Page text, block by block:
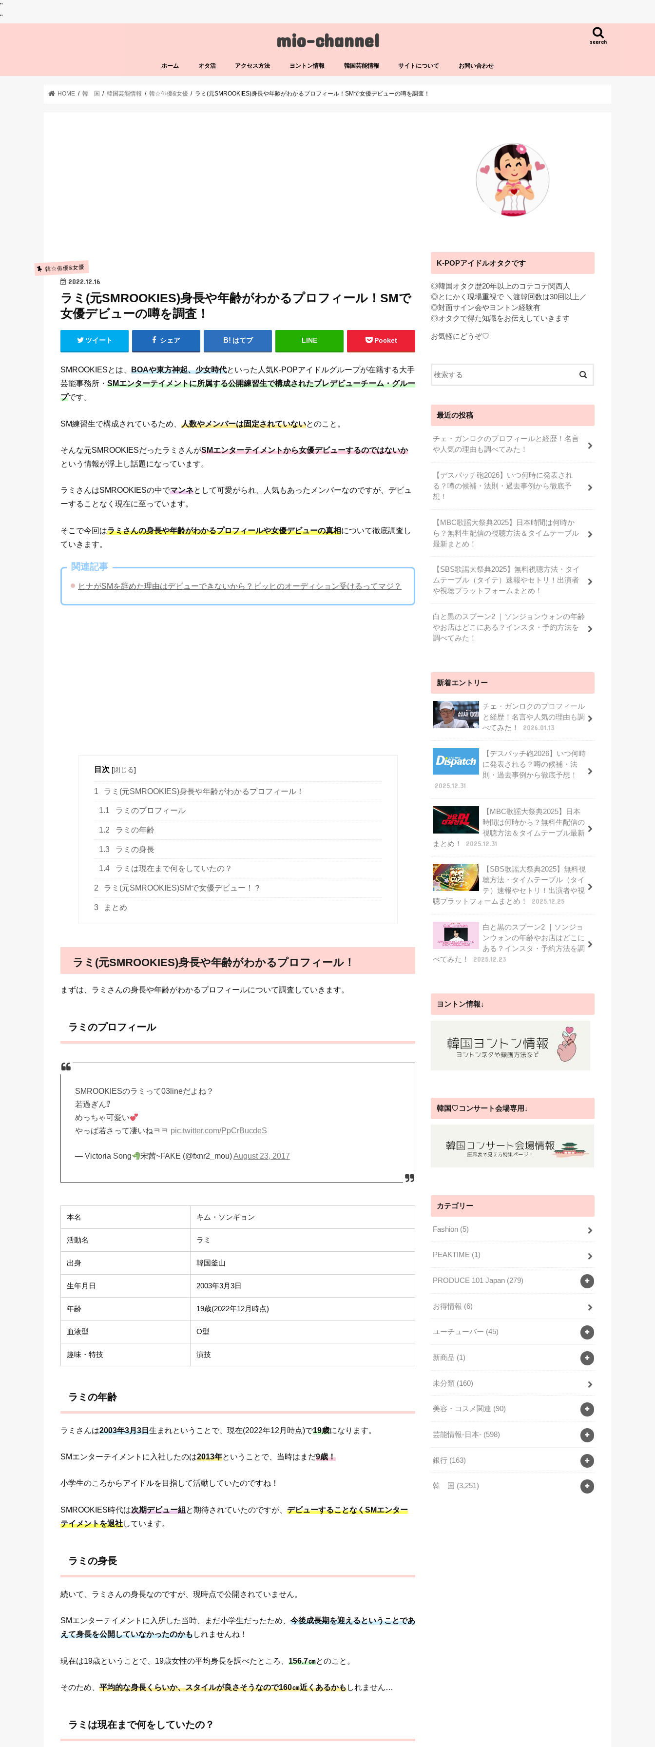
"
"
mio-channel search
ホーム オタ活 アクセス方法 ヨントン情報 韓国芸能情報 サイトについて お問い合わせ
HOME 韓 国 韓国芸能情報 韓☆俳優&女優 ラミ(元SMROOKIES)身長や年齢がわかるプロフィール！SMで女優デビューの噂を調査！
韓☆俳優&女優
2022.12.16
ラミ(元SMROOKIES)身長や年齢がわかるプロフィール！SMで
女優デビューの噂を調査！
ツイート シェア はてブ LINE Pocket
SMROOKIESとは、 BOAや東方神起、少女時代といった人気K-POPアイドルグループが在籍する大手
芸能事務所・ SMエンターテイメントに所属する公開練習生で構成されたプレデビューチーム・グルー
プです。
SM練習生で構成されているため、 人数やメンバーは固定されていないとのこと。
そんな元SMROOKIESだったラミさんがSMエンターテイメントから女優デビューするのではないか
という情報が浮上し話題になっています。
ラミさんはSMROOKIESの中でマンネとして可愛がられ、人気もあったメンバーなのですが、デビュ
ーすることなく現在に至っています。
そこで今回はラミさんの身長や年齢がわかるプロフィールや女優デビューの真相について徹底調査し
ていきます。
関連記事
ヒナがSMを辞めた理由はデビューできないから？ビッヒのオーディション受けるってマジ？
目次 [閉じる]
1 ラミ(元SMROOKIES)身長や年齢がわかるプロフィール！
1.1 ラミのプロフィール
1.2 ラミの年齢
1.3 ラミの身長
1.4 ラミは現在まで何をしていたの？
2 ラミ(元SMROOKIES)SMで女優デビュー！？
3 まとめ
ラミ(元SMROOKIES)身長や年齢がわかるプロフィール！
まずは、ラミさんの身長や年齢がわかるプロフィールについて調査していきます。
ラミのプロフィール
SMROOKIESのラミって03lineだよね？
若過ぎん⁉︎
めっちゃ可愛い
やっぱ若さって凄いねㅋㅋ pic.twitter.com/PpCrBucdeS
— Victoria Song 宋茜~FAKE (@fxnr2_mou)August 23, 2017
本名 キム・ソンギョン
活動名 ラミ
出身 韓国釜山
生年月日 2003年3月3日
年齢 19歳(2022年12月時点)
血液型 O型
趣味・特技 演技
ラミの年齢
ラミさんは2003年3月3日生まれということで、現在(2022年12月時点)で19歳になります。
SMエンターテイメントに入社したのは2013年ということで、当時はまだ9歳！
小学生のころからアイドルを目指して活動していたのですね！
SMROOKIES時代は次期デビュー組と期待されていたのですが、 デビューすることなくSMエンター
テイメントを退社しています。
ラミの身長
続いて、ラミさんの身長なのですが、現時点で公開されていません。
SMエンターテイメントに入所した当時、まだ小学生だったため、 今後成長期を迎えるということであ
えて身長を公開していなかったのかもしれませんね！
現在は19歳ということで、19歳女性の平均身長を調べたところ、 156.7㎝とのこと。
そのため、 平均的な身長くらいか、スタイルが良さそうなので160㎝近くあるかもしれません…
ラミは現在まで何をしていたの？
K-POPアイドルオタクです
◎韓国オタク歴20年以上のコテコテ関西人
◎とにかく現場重視で ＼渡韓回数は30回以上／
◎対面サイン会やヨントン経験有
◎オタクで得た知識をお伝えしていきます
お気軽にどうぞ♡
最近の投稿
チェ・ガンロクのプロフィールと経歴！名言
や人気の理由も調べてみた！
【デスパッチ砲2026】いつ何時に発表され
る？噂の候補・法則・過去事例から徹底予
想！
【MBC歌謡大祭典2025】日本時間は何時か
ら？無料生配信の視聴方法＆タイムテーブル
最新まとめ！
【SBS歌謡大祭典2025】無料視聴方法・タイ
ムテーブル（タイテ）速報やセトリ！出演者
や視聴プラットフォームまとめ！
白と黒のスプーン2 ｜ソンジョンウォンの年齢
やお店はどこにある？インスタ・予約方法を
調べてみた！
新着エントリー
チェ・ガンロクのプロフィール
と経歴！名言や人気の理由も調
べてみた！
2026.01.13
【デスパッチ砲2026】いつ何時
に発表される？噂の候補・法
則・過去事例から徹底予想！
2025.12.31
【MBC歌謡大祭典2025】日本
時間は何時から？無料生配信の
視聴方法＆タイムテーブル最新
まとめ！
2025.12.31
【SBS歌謡大祭典2025】無料視
聴方法・タイムテーブル（タイ
テ）速報やセトリ！出演者や視
聴プラットフォームまとめ！
2025.12.25
白と黒のスプーン2 ｜ソンジョ
ンウォンの年齢やお店はどこに
ある？インスタ・予約方法を調
べてみた！
2025.12.23
ヨントン情報↓
韓国♡コンサート会場専用↓
カテゴリー
Fashion (5)
PEAKTIME (1)
PRODUCE 101 Japan (279)
お得情報 (6)
ユーチューバー (45)
新商品 (1)
未分類 (160)
美容・コスメ関連 (90)
芸能情報-日本- (598)
銀行 (163)
韓 国 (3,251)